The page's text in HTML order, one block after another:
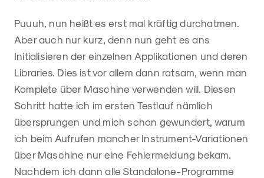
Puuuh, nun heißt es erst mal kräftig durchatmen.
Aber auch nur kurz, denn nun geht es ans
Initialisieren der einzelnen Applikationen und deren
Libraries. Dies ist vor allem dann ratsam, wenn man
Komplete über Maschine verwenden will. Diesen
Schritt hatte ich im ersten Testlauf nämlich
übersprungen und mich schon gewundert, warum
ich beim Aufrufen mancher Instrument-Variationen
über Maschine nur eine Fehlermeldung bekam.
Nachdem ich dann alle Standalone-Programme